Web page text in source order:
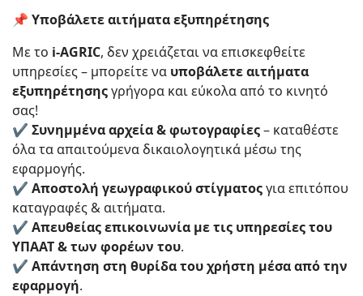
📌 Υποβάλετε αιτήματα εξυπηρέτησης
Με το i-AGRIC, δεν χρειάζεται να επισκεφθείτε
υπηρεσίες – μπορείτε να υποβάλετε αιτήματα
εξυπηρέτησηςγρήγορα και εύκολα από το κινητό
σας!
✔ Συνημμένα αρχεία & φωτογραφίες– καταθέστε
όλα τα απαιτούμενα δικαιολογητικά μέσω της
εφαρμογής.
✔ Αποστολή γεωγραφικού στίγματοςγια επιτόπου
καταγραφές & αιτήματα.
✔ Απευθείας επικοινωνία με τις υπηρεσίες του
ΥΠΑΑΤ & των φορέων του.
✔ Απάντηση στη θυρίδα του χρήστη μέσα από την
εφαρμογή.